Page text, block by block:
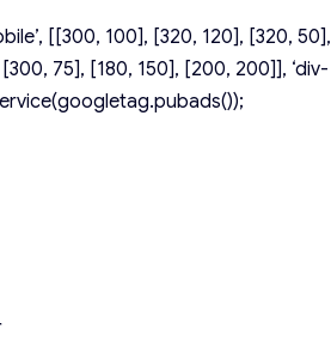
[[300, 100], [320, 120], [320, 50],
75], [180, 150], [200, 200]], ‘div-